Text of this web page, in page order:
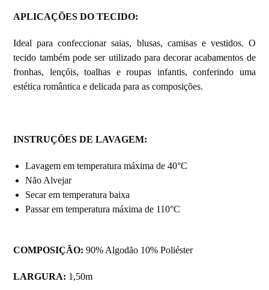
APLICAÇÕES DO TECIDO:
Ideal para confeccionar saias, blusas, camisas e vestidos. O
tecido também pode ser utilizado para decorar acabamentos de
fronhas, lençóis, toalhas e roupas infantis, conferindo uma
estética romântica e delicada para as composições.
INSTRUÇÕES DE LAVAGEM:
Lavagem em temperatura máxima de 40°C
Não Alvejar
Secar em temperatura baixa
Passar em temperatura máxima de 110°C
COMPOSIÇÃO: 90% Algodão 10% Poliéster
LARGURA: 1,50m